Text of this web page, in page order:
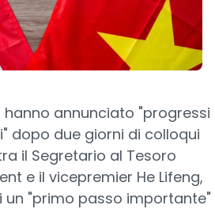
hanno annunciato "progressi
dopo due giorni di colloqui
il Segretario al Tesoro
e il vicepremier He Lifeng,
un "primo passo importante"